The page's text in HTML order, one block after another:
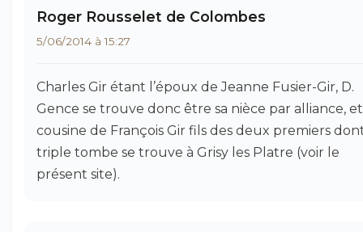
Roger Rousselet de Colombes
5/06/2014 à 15:27
Charles Gir étant l’époux de Jeanne Fusier-Gir, D.
Gence se trouve donc être sa nièce par alliance, et
cousine de François Gir fils des deux premiers
triple tombe se trouve à Grisy les Platre (voir le
présent site).